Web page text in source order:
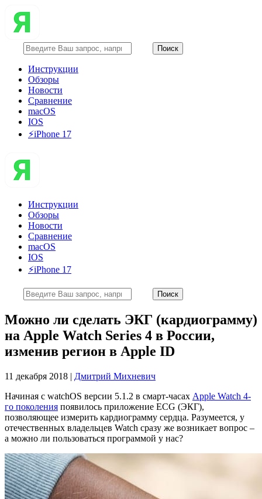
Инструкции
Обзоры
Новости
Сравнение
macOS
IOS
⚡️iPhone 17
Инструкции
Обзоры
Новости
Сравнение
macOS
IOS
⚡️iPhone 17
Можно ли сделать ЭКГ (кардиограмму)
на Apple Watch Series 4 в России,
изменив регион в Apple ID
11 декабря 2018 | Дмитрий Михневич
Начиная с watchOS версии 5.1.2 в смарт-часах Apple Watch 4-
го поколения появилось приложение ECG (ЭКГ),
позволяющее измерить кардиограмму сердца. Разумеется, у
отечественных владельцев Watch сразу же возникает вопрос –
а можно ли пользоваться программой у нас?